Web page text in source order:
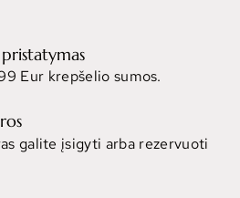
Eur krepšelio sumos.
galite įsigyti arba rezervuoti